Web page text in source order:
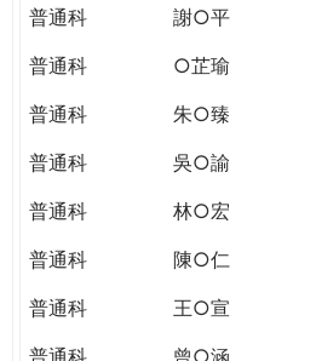
民。
普通科
謝○平
普通科
○芷瑜
普通科
朱○臻
普通科
吳○諭
普通科
林○宏
普通科
陳○仁
普通科
王○宣
普通科
曾○涵